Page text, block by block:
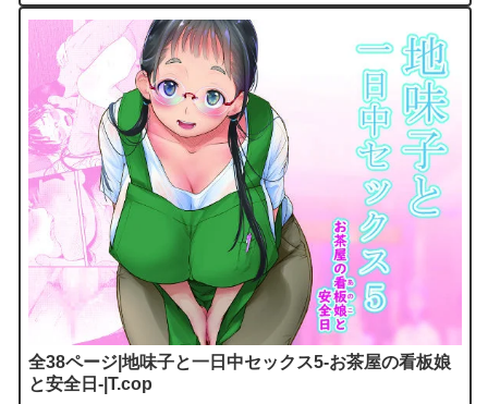
全38ページ|地味子と一日中セックス5-お茶屋の看板娘
と安全日-|T.cop